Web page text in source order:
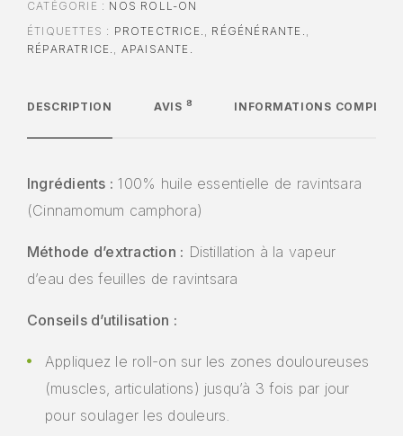
CATÉGORIE : NOS ROLL-ON
ÉTIQUETTES : PROTECTRICE. RÉGÉNÉRANTE.
RÉPARATRICE.
APAISANTE.
DESCRIPTION AVIS 8 INFORMATIONS
Ingrédients : 100% huile essentielle de ravintsara
(Cinnamomum camphora)
Méthode d’extraction : Distillation à la vapeur
d’eau des feuilles de ravintsara
Conseils d’utilisation :
Appliquez le roll-on sur les zones douloureuses
(muscles, articulations) jusqu’à 3 fois par jour
pour soulager les douleurs.